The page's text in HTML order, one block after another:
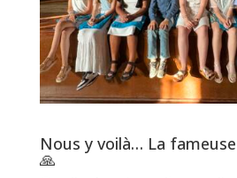
Nous y voilà… La
🙏